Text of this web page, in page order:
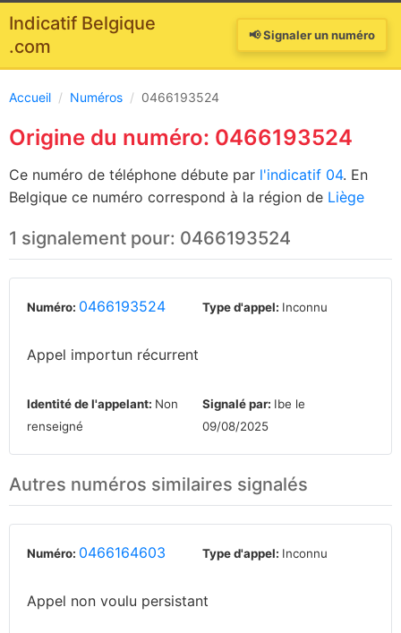
Indicatif Belgique
.com
📢 Signaler un numéro
Accueil / Numéros / 0466193524
Origine du numéro: 0466193524
Ce numéro de téléphone débute par l'indicatif 04. En
Belgique ce numéro correspond à la région de Liège
1 signalement pour: 0466193524
Numéro: 0466193524 Type d'appel: Inconnu
Appel importun récurrent
Identité de l'appelant: Non
renseigné
Signalé par: Ibe le
09/08/2025
Autres numéros similaires signalés
Numéro: 0466164603 Type d'appel: Inconnu
Appel non voulu persistant